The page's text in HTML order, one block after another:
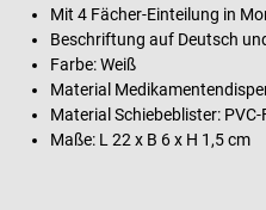
Mit 4 Fächer-Einteilung in
Beschriftung auf Deutsch
Farbe: Weiß
Material
Material Schiebeblister: PVC-
Maße: L 22 x B 6 x H 1,5 cm